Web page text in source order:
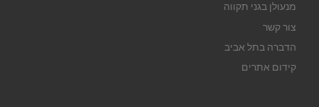
מנעולן בגני תקווה
צור קשר
הדברה בתל אביב
קידום אתרים